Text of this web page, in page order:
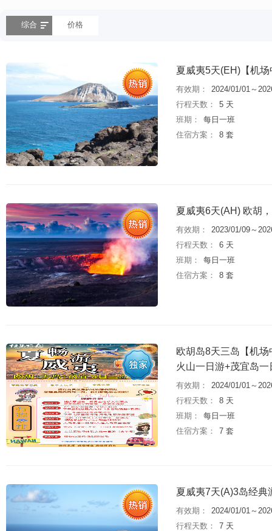
综合 价格
夏威夷5天(EH)【机
有效期：
2024/01/01～
行程天数：
5 天
班期：
每日一班
住宿方案：
8 套
夏威夷6天(AH) 欧胡
有效期：
2023/01/09～
行程天数：
6 天
班期：
每日一班
住宿方案：
8 套
欧胡岛8天三岛【机
火山一日游+茂宜岛一
有效期：
2024/01/01～
行程天数：
8 天
班期：
每日一班
住宿方案：
7 套
夏威夷7天(A)3岛经典
有效期：
2024/01/01～
行程天数：
7 天